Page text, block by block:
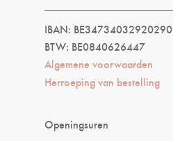
IBAN: BE34734032920290
BTW: BE0840626447
Algemene voorwaarden
Herroeping van bestelling
Openingsuren